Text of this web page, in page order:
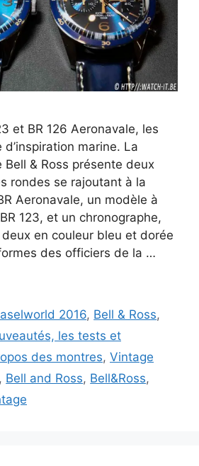
et BR 126 Aeronavale, les
marine. La
Bell & Ross présente deux
rondes se rajoutant à la
Aeronavale, un modèle à
123, et un chronographe,
deux en couleur bleu et dorée
des officiers de la …
2016, Bell & Ross,
les tests et
des montres, Vintage
, Bell and Ross, Bell&Ross,